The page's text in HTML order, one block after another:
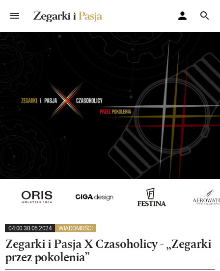
04:00 30.05.2024 WIADOMOŚCI
Zegarki i Pasja X Czasoholicy - „Zegarki
przez pokolenia”